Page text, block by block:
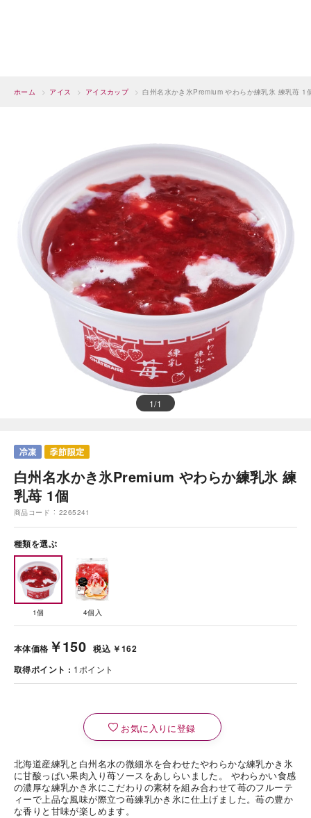
ホーム > アイス > アイスカップ > 白州名水かき氷Premium やわらか練乳氷 練乳苺 1
1/1
白州名水かき氷Premium やわらか練乳氷 練
乳苺 1個
商品コード 2265241
種類を選ぶ
1個 4個入
本体価格 ￥150 税込 ￥162
取得ポイント
1 ポイント
お気に入りに登録
北海道産練乳と白州名水の微細氷を合わせたやわらかな練乳かき氷
に甘酸っぱい果肉入り苺ソースをあしらいました。 やわらかい食感
の濃厚な練乳かき氷にこだわりの素材を組み合わせて苺のフルーテ
ィーで上品な風味が際立つ苺練乳かき氷に仕上げました。苺の豊か
な香りと甘味が楽しめます。